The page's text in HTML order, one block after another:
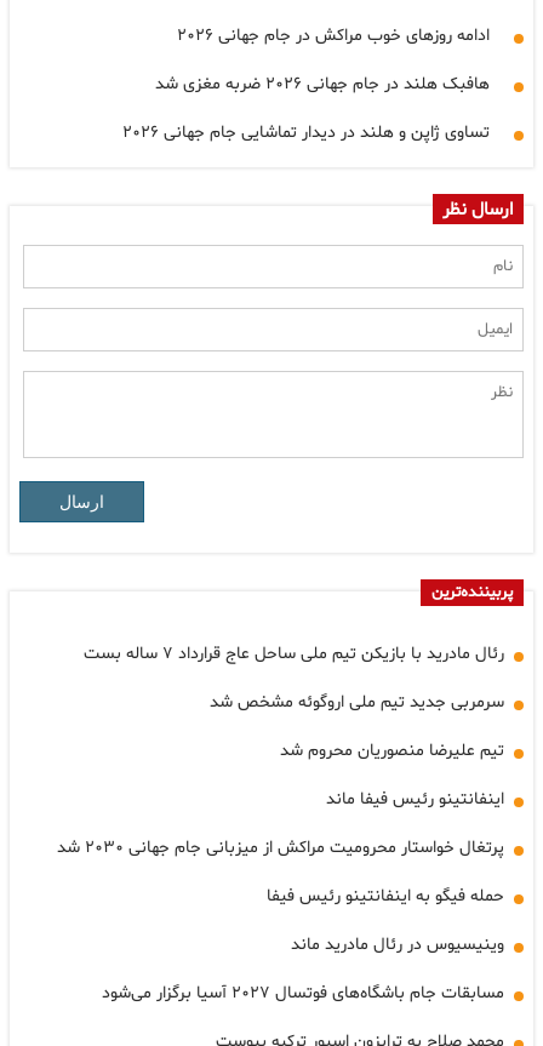
ادامه روزهای خوب مراکش در جام جهانی ۲۰۲۶
هافبک هلند در جام جهانی ۲۰۲۶ ضربه مغزی شد
تساوی ژاپن و هلند در دیدار تماشایی جام جهانی ۲۰۲۶
ارسال نظر
ارسال
پربیننده‌ترین
رئال مادرید با بازیکن تیم ملی ساحل عاج قرارداد ۷ ساله بست
سرمربی جدید تیم ملی اروگوئه مشخص شد
تیم علیرضا منصوریان محروم شد
اینفانتینو رئیس فیفا ماند
پرتغال خواستار محرومیت مراکش از میزبانی جام جهانی ۲۰۳۰ شد
حمله فیگو به اینفانتینو رئیس فیفا
وینیسیوس در رئال مادرید ماند
مسابقات جام باشگاه‌های فوتسال ۲۰۲۷ آسیا برگزار می‌شود